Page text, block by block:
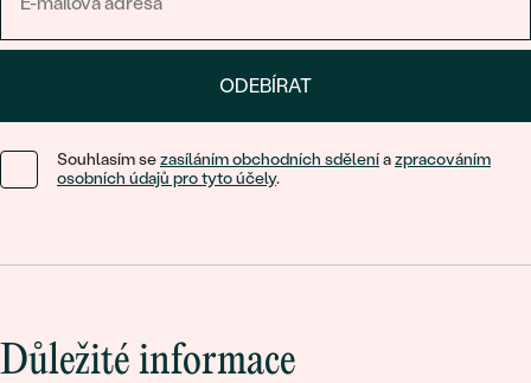
ODEBÍRAT
Souhlasím sezasíláním obchodních sděleníazpracováním
osobních údajů pro tyto účely.
Důležité informace